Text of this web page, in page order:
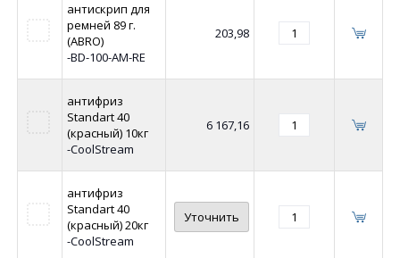
антискрип для
ремней 89 г.
(ABRO)
-BD-100-AM-RE
203,98
антифриз
Standart 40
(красный) 10кг
-CoolStream
6 167,16
антифриз
Standart 40
(красный) 20кг
-CoolStream
Уточнить